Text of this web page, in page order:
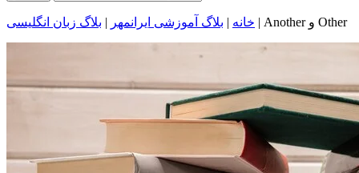
خانه | بلاگ آموزشی ایرانمهر | بلاگ زبان انگلیسی | Another و Other